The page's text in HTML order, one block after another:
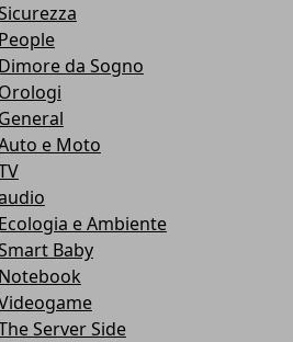
People
Dimore da Sogno
Orologi
General
e Moto
Ecologia e Ambiente
Baby
Notebook
Server Side